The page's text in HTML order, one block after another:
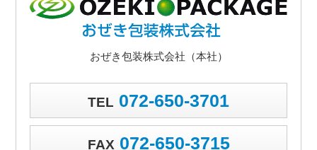
おぜき包装株式会社（本社）
TEL 072-650-3701
FAX 072-650-3715